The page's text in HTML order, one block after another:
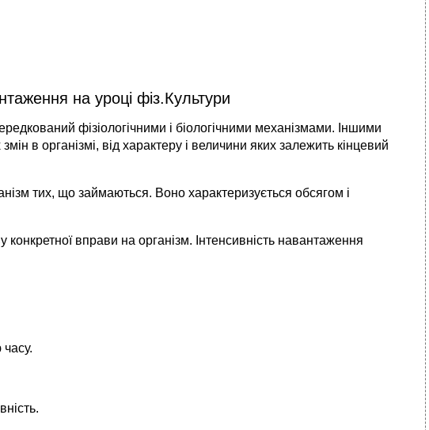
на уроці фіз.Культури
фізіологічними і біологічними механізмами. Іншими
в організмі, від характеру і величини яких залежить кінцевий
тих, що займаються. Воно характеризується обсягом і
вправи на організм. Інтенсивність навантаження